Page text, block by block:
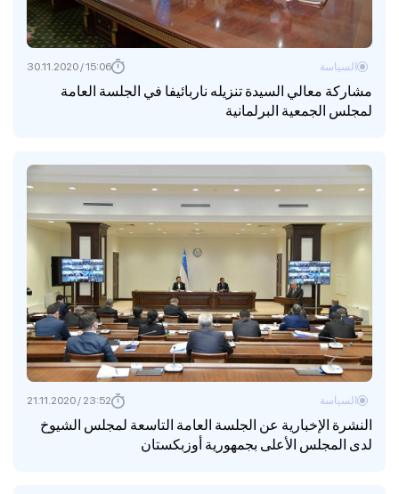
مشاركة معالي السيدة تنزيله ناربائيفا في الجلسة العامة
لمجلس الجمعية البرلمانية
السياسة 15:06 / 30.11.2020
النشرة الإخبارية عن الجلسة العامة التاسعة لمجلس الشيوخ
لدى المجلس الأعلى بجمهورية أوزبكستان
السياسة 23:52 / 21.11.2020